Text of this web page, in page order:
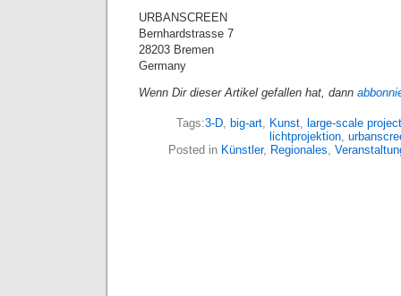
URBANSCREEN
Bernhardstrasse 7
28203 Bremen
Germany
Wenn Dir dieser Artikel gefallen hat, dann
Tags:3-D, big-art, Kunst, large-scale
lichtprojektion,
Posted in Künstler, Regionales,